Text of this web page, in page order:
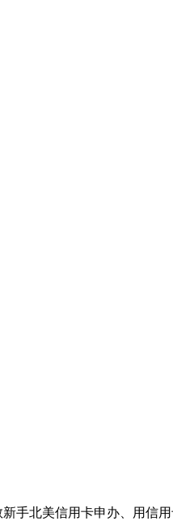
手北美信用卡申办、用信用